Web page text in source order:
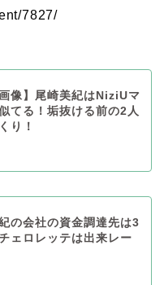
7827/
画像】尾崎美紀はNiziUマ
てる！垢抜ける前の2人
り！
の会社の資金調達先は3
ェロレッテは出来レー